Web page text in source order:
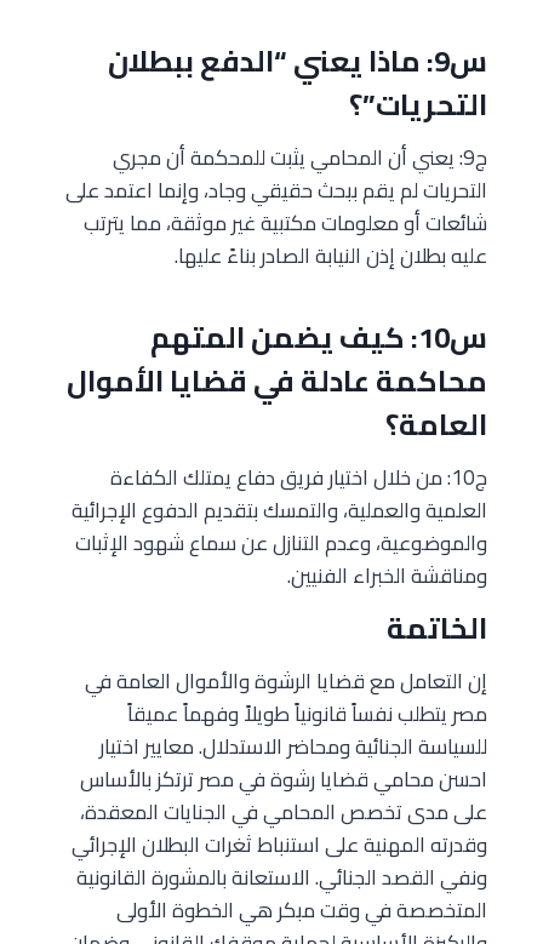
س9: ماذا يعني “الدفع ببطلان
التحريات”؟
ج9: يعني أن المحامي يثبت للمحكمة أن مجري
التحريات لم يقم ببحث حقيقي وجاد، وإنما اعتمد على
شائعات أو معلومات مكتبية غير موثقة، مما يترتب
عليه بطلان إذن النيابة الصادر بناءً عليها.
س10: كيف يضمن المتهم
محاكمة عادلة في قضايا الأموال
العامة؟
ج10: من خلال اختيار فريق دفاع يمتلك الكفاءة
العلمية والعملية، والتمسك بتقديم الدفوع الإجرائية
والموضوعية، وعدم التنازل عن سماع شهود الإثبات
ومناقشة الخبراء الفنيين.
الخاتمة
إن التعامل مع قضايا الرشوة والأموال العامة في
مصر يتطلب نفساً قانونياً طويلاً وفهماً عميقاً
للسياسة الجنائية ومحاضر الاستدلال. معايير اختيار
احسن محامي قضايا رشوة في مصر ترتكز بالأساس
على مدى تخصص المحامي في الجنايات المعقدة،
وقدرته المهنية على استنباط ثغرات البطلان الإجرائي
ونفي القصد الجنائي. الاستعانة بالمشورة القانونية
المتخصصة في وقت مبكر هي الخطوة الأولى